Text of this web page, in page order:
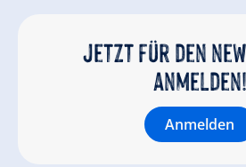
Jetzt für den
anmelden!
Anmelden